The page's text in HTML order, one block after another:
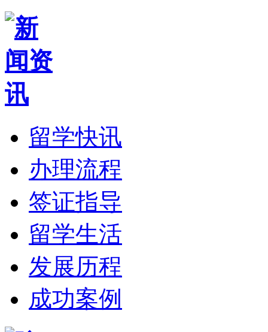
留学快讯
办理流程
签证指导
留学生活
发展历程
成功案例